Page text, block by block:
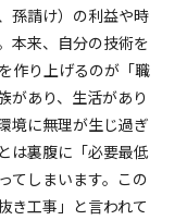
孫請け）の利益や時
本来、自分の技術を
作り上げるのが「職
があり、生活があり
境に無理が生じ過ぎ
は裏腹に「必要最低
てしまいます。この
き工事」と言われて